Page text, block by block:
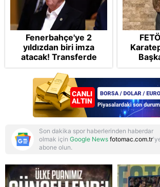
Fenerbahçe'ye 2
yıldızdan biri imza
atacak! Transferde
golcü harekatı...
Son dakika spor haberlerinden haberdar
olmak için Google News fotomac.com.tr
abone olun.